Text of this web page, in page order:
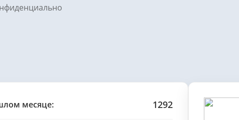
месяце: 1292